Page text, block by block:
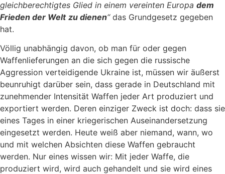
gleichberechtigtes Glied in einem vereinten Europa dem
Frieden der Welt zu dienen“das Grundgesetz gegeben
hat.
Völlig unabhängig davon, ob man für oder gegen
Waffenlieferungen an die sich gegen die russische
Aggression verteidigende Ukraine ist, müssen wir äußerst
beunruhigt darüber sein, dass gerade in Deutschland mit
zunehmender Intensität Waffen jeder Art produziert und
exportiert werden. Deren einziger Zweck ist doch: dass sie
eines Tages in einer kriegerischen Auseinandersetzung
eingesetzt werden. Heute weiß aber niemand, wann, wo
und mit welchen Absichten diese Waffen gebraucht
werden. Nur eines wissen wir: Mit jeder Waffe, die
produziert wird, wird auch gehandelt und sie wird eines